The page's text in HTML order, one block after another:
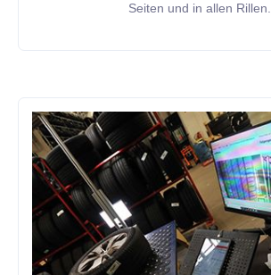
Seiten und in allen Rillen.